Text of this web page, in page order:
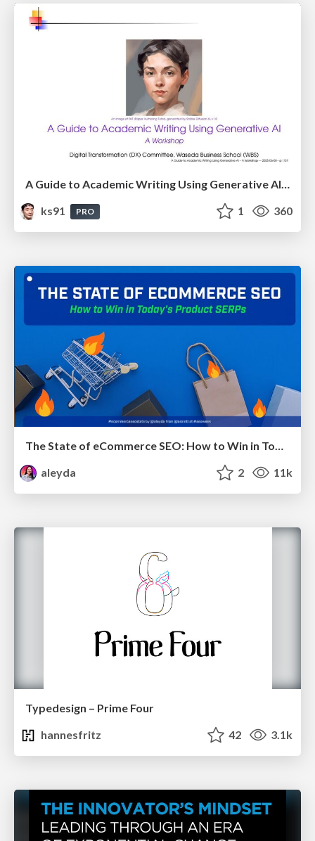
A Guide to Academic Writing Using Generative AI - A Workshop
ks91
PRO 1 360
The State of eCommerce SEO: How to Win in Today's Products SERPs - #SEOweek
aleyda
2 11k
Typedesign – Prime Four
hannesfritz
42 3.1k